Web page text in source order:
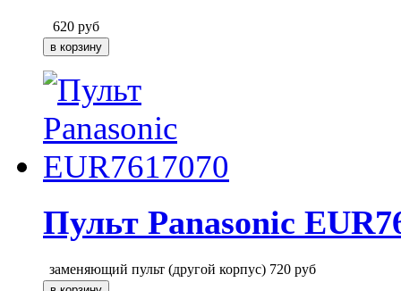
620 руб
Пульт Panasonic
заменяющий пульт (другой корпус) 720 руб